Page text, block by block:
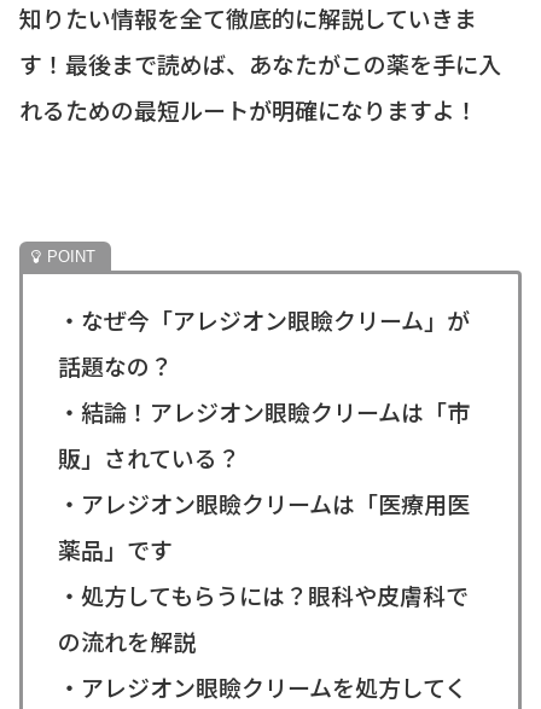
知りたい情報を全て徹底的に解説していきま
す！最後まで読めば、あなたがこの薬を手に入
れるための最短ルートが明確になりますよ！
・なぜ今「アレジオン眼瞼クリーム」が
話題なの？
・結論！アレジオン眼瞼クリームは「市
販」されている？
・アレジオン眼瞼クリームは「医療用医
薬品」です
・処方してもらうには？眼科や皮膚科で
の流れを解説
・アレジオン眼瞼クリームを処方してく